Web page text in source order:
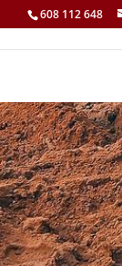
608 112 648